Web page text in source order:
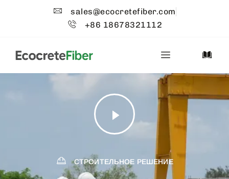
sales@ecocretefiber.com
+86 18678321112
СТРОИТЕЛЬНОЕ РЕШЕНИЕ